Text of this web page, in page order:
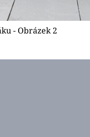
- Obrázek 2